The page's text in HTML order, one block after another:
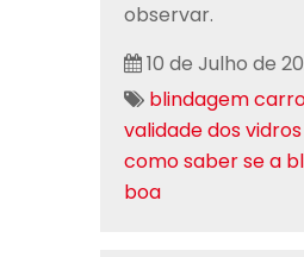
observar.
10 de Julho de
blindagem
validade dos
como saber se a
boa